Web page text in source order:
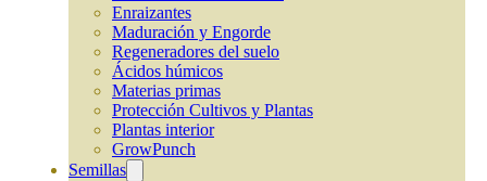
Enraizantes
Maduración y Engorde
Regeneradores del suelo
Ácidos húmicos
Materias primas
Protección Cultivos y Plantas
Plantas interior
GrowPunch
Semillas